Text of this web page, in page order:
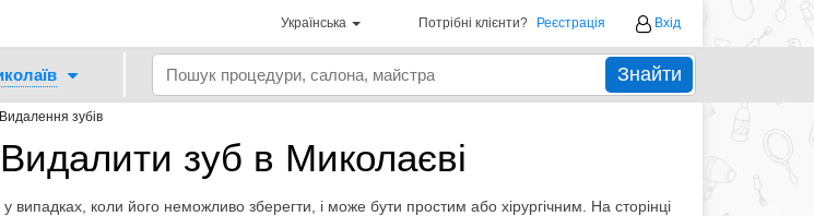
Українська Потрібні клієнти? Реєстрація Вхід
Знайти
Видалення зубів
Видалити зуб в Миколаєві
випадках, коли його неможливо зберегти, і може бути простим або хірургічним. На сторінці